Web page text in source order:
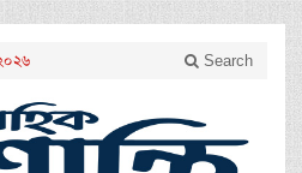
Search